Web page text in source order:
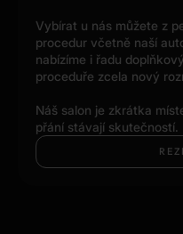
Vybírat u nás můžete z
procedur včetně naší
nabízíme i řadu
proceduře zcela nový
Náš salon je zkrátka
přání stávají skutečností.